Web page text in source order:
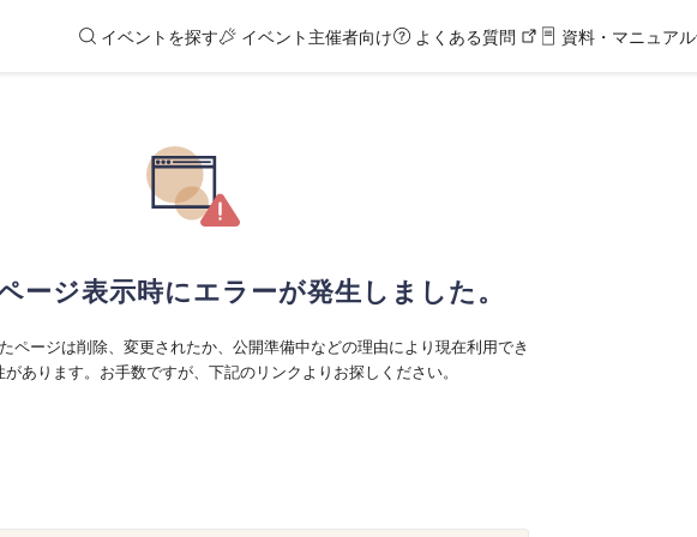
イベントを探す イベント主催者向け よくある質問 資料・マニュアル
ージ表示時にエラーが発生しました。
ページは削除、変更されたか、公開準備中などの理由により現在利用でき
があります。お手数ですが、下記のリンクよりお探しください。